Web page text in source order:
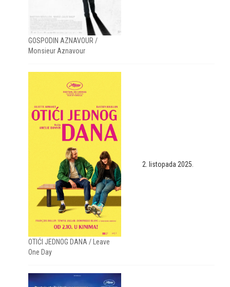
GOSPODIN AZNAVOUR /
Monsieur Aznavour
OTIĆI JEDNOG DANA / Leave
One Day
2. listopada 2025.